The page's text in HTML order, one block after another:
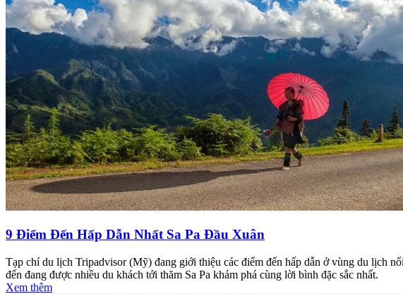
9 Điểm Đến Hấp Dẫn Nhất Sa Pa Đầu Xuân
Tạp chí du lịch Tripadvisor (Mỹ) đang giới thiệu các điểm đến hấp dẫn ở vùng du lịch
đến đang được nhiều du khách tới thăm Sa Pa khám phá cùng lời bình đặc sắc nhất.
Xem thêm